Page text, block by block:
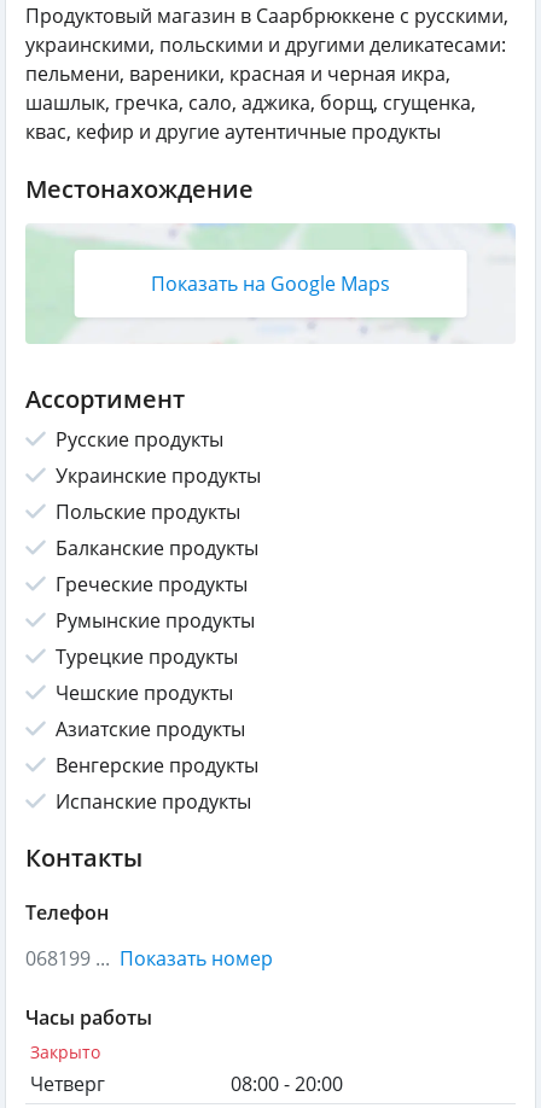
Продуктовый магазин в Саарбрюккене с русскими,
украинскими, польскими и другими деликатесами:
пельмени, вареники, красная и черная икра,
шашлык, гречка, сало, аджика, борщ, сгущенка,
квас, кефир и другие аутентичные продукты
Местонахождение
Показать на Google Maps
Ассортимент
Русские продукты
Украинские продукты
Польские продукты
Балканские продукты
Греческие продукты
Румынские продукты
Турецкие продукты
Чешские продукты
Азиатские продукты
Венгерские продукты
Испанские продукты
Контакты
Телефон
068199 ... Показать номер
Часы работы
Закрыто
Четверг 08:00 - 20:00